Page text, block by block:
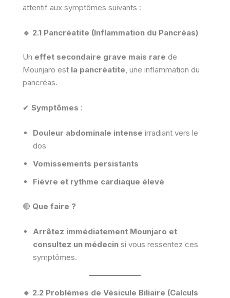
attentif aux symptômes suivants :
🔹 2.1 Pancréatite (Inflammation du Pancréas)
Un effet secondaire grave mais rare de
Mounjaro est la pancréatite, une inflammation du
pancréas.
✔ Symptômes :
Douleur abdominale intense irradiant vers le
dos
Vomissements persistants
Fièvre et rythme cardiaque élevé
🔴 Que faire ?
Arrêtez immédiatement Mounjaro et
consultez un médecin si vous ressentez ces
symptômes.
🔸 2.2 Problèmes de Vésicule Biliaire (Calculs